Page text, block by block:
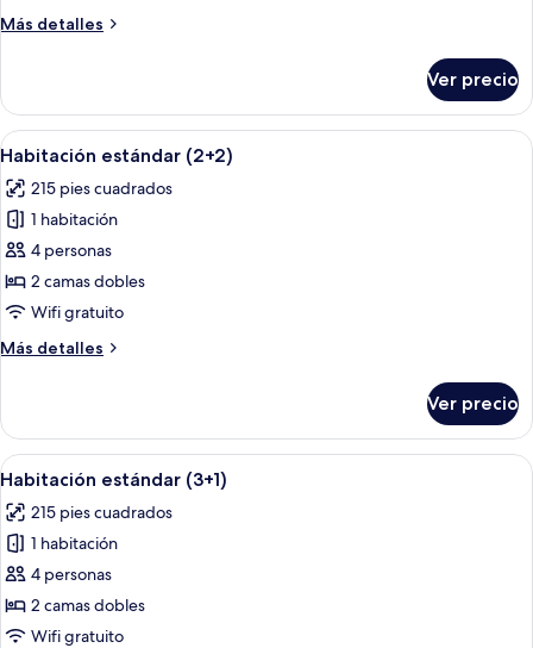
Más detalles
Más
estándar
(2+1)
Ver precio
Abrir
todas
las
fotos
de
Habitación
estándar
Habitación de hotel con una cama
2
Habitación estándar (2+2)
215 pies cuadrados
1 habitación
4 personas
2 camas dobles
Wifi gratuito
Más detalles
Más
estándar
(2+2)
Ver precio
Abrir
todas
las
fotos
de
Habitación
estándar
Habitación de hotel con una cama
2
Habitación estándar (3+1)
215 pies cuadrados
1 habitación
4 personas
2 camas dobles
Wifi gratuito